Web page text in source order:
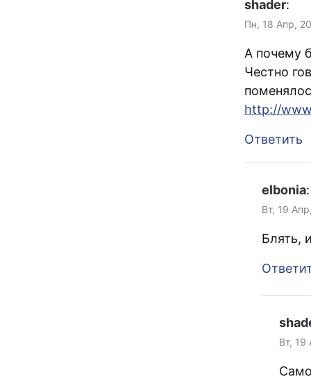
shader:
Пн, 18 Апр,
А почему
Честно
http://
Ответить
elbonia:
Вт, 19
Блять,
Вт, 19